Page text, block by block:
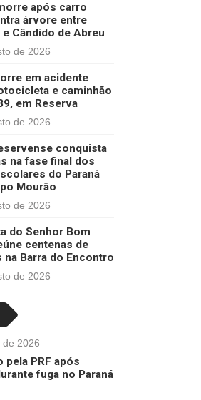
após carro
árvore entre
e Cândido de Abreu
de 2026
em acidente
e caminhão
em Reserva
de 2026
conquista
na fase final dos
do Paraná
Mourão
de 2026
do Senhor Bom
centenas de
na Barra do Encontro
de 2026
2026
PRF após
fuga no Paraná